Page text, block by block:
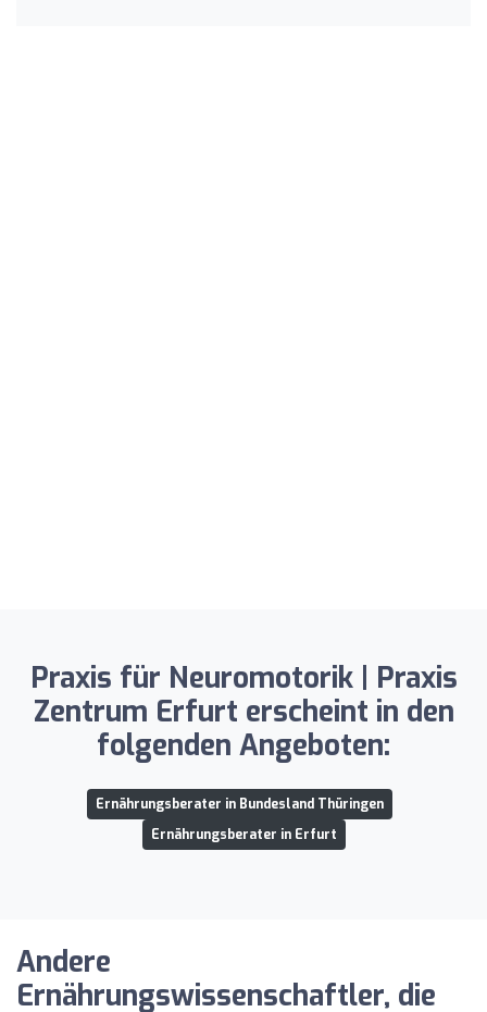
Praxis für Neuromotorik | Praxis
Zentrum Erfurt erscheint in den
folgenden Angeboten:
Ernährungsberater in Bundesland Thüringen
Ernährungsberater in Erfurt
Andere
Ernährungswissenschaftler, die